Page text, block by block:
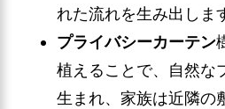
れた流れを生み出しま
プライバシーカーテン
植えることで、自然な
生まれ、家族は近隣の